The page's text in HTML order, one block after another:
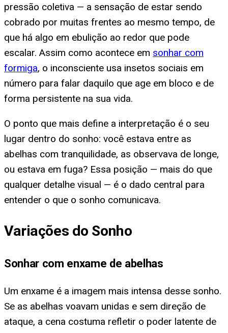
pressão coletiva — a sensação de estar sendo
cobrado por muitas frentes ao mesmo tempo, de
que há algo em ebulição ao redor que pode
escalar. Assim como acontece em sonhar com
formiga, o inconsciente usa insetos sociais em
número para falar daquilo que age em bloco e de
forma persistente na sua vida.
O ponto que mais define a interpretação é o seu
lugar dentro do sonho: você estava entre as
abelhas com tranquilidade, as observava de longe,
ou estava em fuga? Essa posição — mais do que
qualquer detalhe visual — é o dado central para
entender o que o sonho comunicava.
Variações do Sonho
Sonhar com enxame de abelhas
Um enxame é a imagem mais intensa desse sonho.
Se as abelhas voavam unidas e sem direção de
ataque, a cena costuma refletir o poder latente de